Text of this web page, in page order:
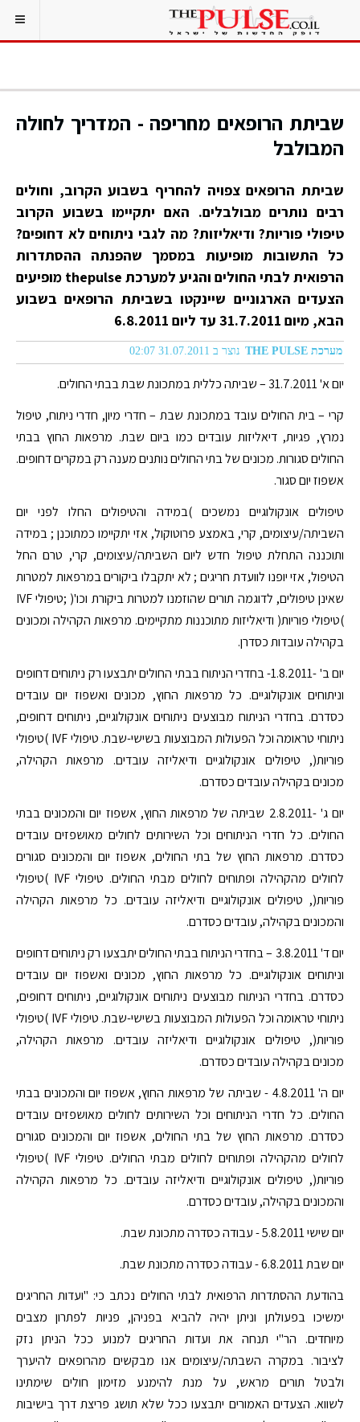
שביתת הרופאים מחריפה - המדריך לחולה
המבולבל
שביתת הרופאים צפויה להחריף בשבוע הקרוב, וחולים
רבים נותרים מבולבלים. האם יתקיימו בשבוע הקרוב
טיפולי פוריות? ודיאליזות? מה לגבי ניתוחים לא דחופים?
כל התשובות מופיעות במסמך שהפנתה ההסתדרות
הרפואית לבתי החולים והגיע למערכת thepulse מופיעים
הצעדים הארגוניים שיינקטו בשביתת הרופאים בשבוע
הבא, מיום 31.7.2011 עד ליום 6.8.2011
מערכת THE PULSE נוצר ב 31.07.2011 02:07
יום א' 31.7.2011 – שביתה כללית במתכונת שבת בבתי החולים.
קרי – בית החולים עובד במתכונת שבת – חדרי מיון, חדרי ניתוח, טיפול
נמרץ, פגיות, דיאליזות עובדים כמו ביום שבת. מרפאות החוץ בבתי
החולים סגורות. מכונים של בתי החולים נותנים מענה רק במקרים דחופים.
אשפוז יום סגור.
טיפולים אונקולוגיים נמשכים )במידה והטיפולים החלו לפני יום
השביתה/עיצומים, קרי, באמצע פרוטוקול, אזי יתקיימו כמתוכנן ; במידה
ותוכננה התחלת טיפול חדש ליום השביתה/עיצומים, קרי, טרם החל
הטיפול, אזי יופנו לוועדת חריגים ; לא יתקבלו ביקורים במרפאות למטרות
שאינן טיפולים, לדוגמה תורים שהוזמנו למטרות ביקורת וכו'( ;טיפולי IVF
)טיפולי פוריות( ודיאליזות מתוכננות מתקיימים. מרפאות הקהילה ומכונים
בקהילה עובדות כסדרן.
יום ב' -1.8.2011- בחדרי הניתוח בבתי החולים יתבצעו רק ניתוחים דחופים
וניתוחים אונקולוגיים. כל מרפאות החוץ, מכונים ואשפוז יום עובדים
כסדרם. בחדרי הניתוח מבוצעים ניתוחים אונקולוגיים, ניתוחים דחופים,
ניתוחי טראומה וכל הפעולות המבוצעות בשישי-שבת. טיפולי IVF )טיפולי
פוריות(, טיפולים אונקולוגיים ודיאליזה עובדים. מרפאות הקהילה,
מכונים בקהילה עובדים כסדרם.
יום ג' -2.8.2011 שביתה של מרפאות החוץ, אשפוז יום והמכונים בבתי
החולים. כל חדרי הניתוחים וכל השירותים לחולים מאושפזים עובדים
כסדרם. מרפאות החוץ של בתי החולים, אשפוז יום והמכונים סגורים
לחולים מהקהילה ופתוחים לחולים מבתי החולים. טיפולי IVF )טיפולי
פוריות(, טיפולים אונקולוגיים ודיאליזה עובדים. כל מרפאות הקהילה
והמכונים בקהילה, עובדים כסדרם.
יום ד' 3.8.2011 – בחדרי הניתוח בבתי החולים יתבצעו רק ניתוחים דחופים
וניתוחים אונקולוגיים. כל מרפאות החוץ, מכונים ואשפוז יום עובדים
כסדרם. בחדרי הניתוח מבוצעים ניתוחים אונקולוגיים, ניתוחים דחופים,
ניתוחי טראומה וכל הפעולות המבוצעות בשישי-שבת. טיפולי IVF )טיפולי
פוריות(, טיפולים אונקולוגיים ודיאליזה עובדים. מרפאות הקהילה,
מכונים בקהילה עובדים כסדרם.
יום ה' 4.8.2011 - שביתה של מרפאות החוץ, אשפוז יום והמכונים בבתי
החולים. כל חדרי הניתוחים וכל השירותים לחולים מאושפזים עובדים
כסדרם. מרפאות החוץ של בתי החולים, אשפוז יום והמכונים סגורים
לחולים מהקהילה ופתוחים לחולים מבתי החולים. טיפולי IVF )טיפולי
פוריות(, טיפולים אונקולוגיים ודיאליזה עובדים. כל מרפאות הקהילה
והמכונים בקהילה, עובדים כסדרם.
יום שישי 5.8.2011 - עבודה כסדרה מתכונת שבת.
יום שבת 6.8.2011 - עבודה כסדרה מתכונת שבת.
בהודעת ההסתדרות הרפואית לבתי החולים נכתב כי: "ועדות החריגים
ימשיכו בפעולתן וניתן יהיה להביא בפניהן, פניות לפתרון מצבים
מיוחדים. הר"י תנחה את ועדות החריגים למנוע ככל הניתן נזק
לציבור. במקרה השבתה/עיצומים אנו מבקשים מהרופאים להיערך
ולבטל תורים מראש, על מנת להימנע מזימון חולים שימתינו
לשווא. הצעדים האמורים יתבצעו ככל שלא תושג פריצת דרך בישיבות